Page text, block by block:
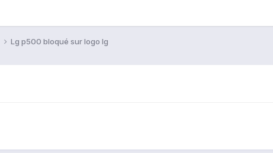
Lg p500 bloqué sur logo lg